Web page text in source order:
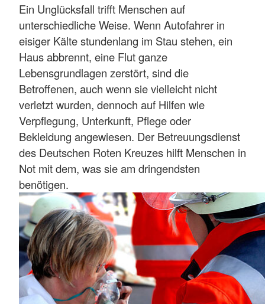
Ein Unglücksfall trifft Menschen auf
unterschiedliche Weise. Wenn Autofahrer in
eisiger Kälte stundenlang im Stau stehen, ein
Haus abbrennt, eine Flut ganze
Lebensgrundlagen zerstört, sind die
Betroffenen, auch wenn sie vielleicht nicht
verletzt wurden, dennoch auf Hilfen wie
Verpflegung, Unterkunft, Pflege oder
Bekleidung angewiesen. Der Betreuungsdienst
des Deutschen Roten Kreuzes hilft Menschen in
Not mit dem, was sie am dringendsten
benötigen.